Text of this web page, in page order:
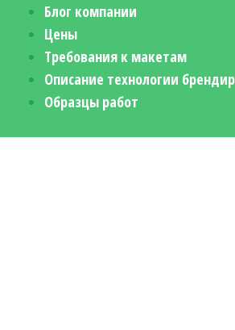
Блог компании
Цены
Требования к макетам
Описание технологии
Образцы работ